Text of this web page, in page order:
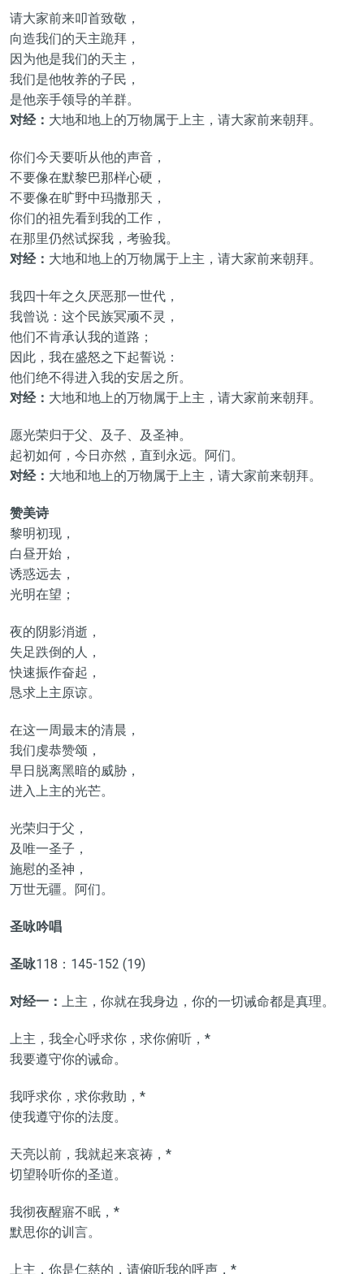
请大家前来叩首致敬，
向造我们的天主跪拜，
因为他是我们的天主，
我们是他牧养的子民，
是他亲手领导的羊群。
对经： 大地和地上的万物属于上主，请大家前来朝拜。
你们今天要听从他的声音，
不要像在默黎巴那样心硬，
不要像在旷野中玛撒那天，
你们的祖先看到我的工作，
在那里仍然试探我，考验我。
对经： 大地和地上的万物属于上主，请大家前来朝拜。
我四十年之久厌恶那一世代，
我曾说：这个民族冥顽不灵，
他们不肯承认我的道路；
因此，我在盛怒之下起誓说：
他们绝不得进入我的安居之所。
对经： 大地和地上的万物属于上主，请大家前来朝拜。
愿光荣归于父、及子、及圣神。
起初如何，今日亦然，直到永远。阿们。
对经： 大地和地上的万物属于上主，请大家前来朝拜。
赞美诗
黎明初现，
白昼开始，
诱惑远去，
光明在望；
夜的阴影消逝，
失足跌倒的人，
快速振作奋起，
恳求上主原谅。
在这一周最末的清晨，
我们虔恭赞颂，
早日脱离黑暗的威胁，
进入上主的光芒。
光荣归于父，
及唯一圣子，
施慰的圣神，
万世无疆。阿们。
圣咏吟唱
圣咏118：145-152 (19)
对经一： 上主，你就在我身边，你的一切诫命都是真理。
上主，我全心呼求你，求你俯听，*
我要遵守你的诫命。
我呼求你，求你救助，*
使我遵守你的法度。
天亮以前，我就起来哀祷，*
切望聆听你的圣道。
我彻夜醒寤不眠，*
默思你的训言。
上主，你是仁慈的，请俯听我的呼声，*